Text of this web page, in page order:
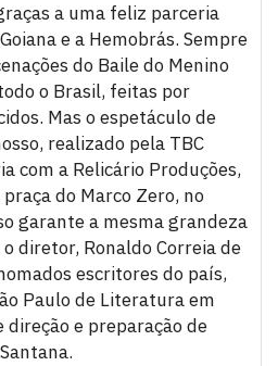
a uma feliz parceria
e a Hemobrás. Sempre
do Baile do Menino
o Brasil, feitas por
Mas o espetáculo de
realizado pela TBC
com a Relicário Produções,
do Marco Zero, no
garante a mesma grandeza
diretor, Ronaldo Correia de
escritores do país,
Paulo de Literatura em
direção e preparação de